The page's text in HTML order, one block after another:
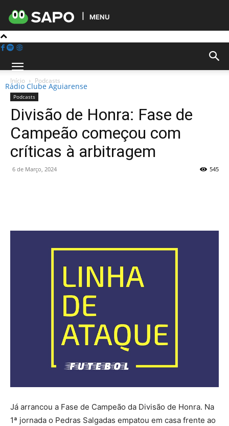
MENU
Rádio Clube Aguiarense
Início Podcasts
Podcasts
Divisão de Honra: Fase de
Campeão começou com
críticas à arbitragem
6 de Março, 2024 545
Já arrancou a Fase de Campeão da Divisão de Honra. Na
1ª jornada o Pedras Salgadas empatou em casa frente ao